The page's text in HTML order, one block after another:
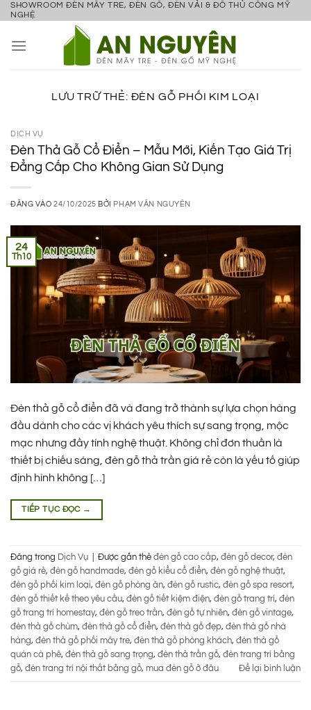
Bỏ
nội
SHOWROOM ĐÈN MÂY TRE, ĐÈN GỖ, ĐÈN VẢI & ĐỒ THỦ CÔNG MỸ
NGHỆ
LƯU TRỮ THẺ: ĐÈN GỖ PHỐI KIM LOẠI
DỊCH VỤ
Đèn Thả Gỗ Cổ Điển – Mẫu Mới, Kiến Tạo Giá Trị
Đẳng Cấp Cho Không Gian Sử Dụng
ĐĂNG VÀO24/10/2025 BỞI PHẠM VĂN NGUYÊN
24
Th10
Đèn thả gỗ cổ điển đã và đang trở thành sự lựa chọn hàng
đầu dành cho các vị khách yêu thích sự sang trọng, mộc
mạc nhưng đầy tính nghệ thuật. Không chỉ đơn thuần là
thiết bị chiếu sáng, đèn gỗ thả trần giá rẻ còn là yếu tố giúp
định hình không […]
TIẾP TỤC ĐỌC →
Đăng trong Dịch Vụ Được gắn thẻ đèn gỗ cao cấp, đèn gỗ decor, đèn
gỗ giá rẻ, đèn gỗ handmade, đèn gỗ kiểu cổ điển, đèn gỗ nghệ thuật,
đèn gỗ phối kim loại, đèn gỗ phòng ăn, đèn gỗ rustic, đèn gỗ spa resort,
đèn gỗ thiết kế theo yêu cầu, đèn gỗ tiết kiệm điện, đèn gỗ trang trí, đèn
gỗ trang trí homestay, đèn gỗ treo trần, đèn gỗ tự nhiên, đèn gỗ vintage,
đèn thả gỗ chùm, đèn thả gỗ cổ điển, đèn thả gỗ đẹp, đèn thả gỗ nhà
hàng, đèn thả gỗ phối mây tre, đèn thả gỗ phòng khách, đèn thả gỗ
quán cà phê, đèn thả gỗ sang trọng, đèn thả trần gỗ, đèn trang trí bằng
gỗ, đèn trang trí nội thất bằng gỗ, mua đèn gỗ ở đâu Để lại bình luận